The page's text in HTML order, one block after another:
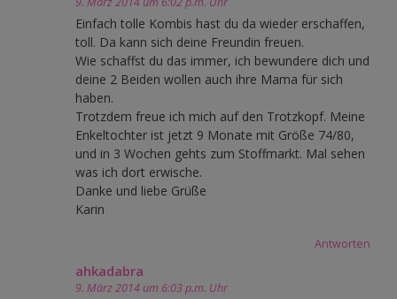
Einfach tolle Kombis hast du da wieder erschaffen,
toll. Da kann sich deine Freundin freuen.
Wie schaffst du das immer, ich bewundere dich und
deine 2 Beiden wollen auch ihre Mama für sich
haben.
Trotzdem freue ich mich auf den Trotzkopf. Meine
Enkeltochter ist jetzt 9 Monate mit Größe 74/80,
und in 3 Wochen gehts zum Stoffmarkt. Mal sehen
was ich dort erwische.
Danke und liebe Grüße
Karin
Antworten
ahkadabra
9. März 2014 um 6:03 p.m. Uhr